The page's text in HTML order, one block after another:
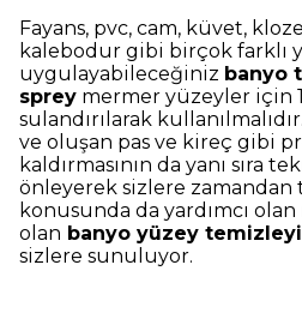
Fayans, pvc, cam, küvet,
kalebodur gibi birçok farklı
uygulayabileceğiniz banyo
sprey mermer yüzeyler için
sulandırılarak
ve oluşan pas ve kireç gibi
kaldırmasının da yanı sıra
önleyerek sizlere zamandan
konusunda da yardımcı
olan banyo yüzey
sizlere sunuluyor.